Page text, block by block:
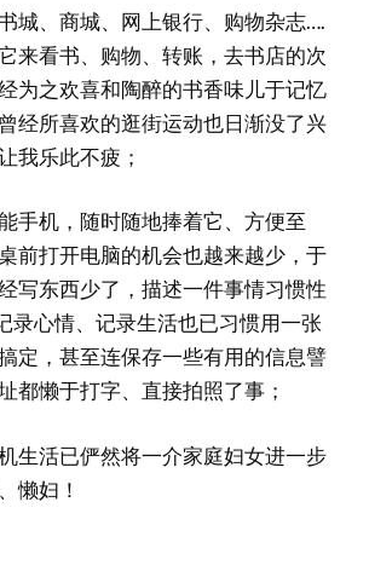
城、商城、网上银行、购物杂志….
来看书、购物、转账，去书店的次
为之欢喜和陶醉的书香味儿于记忆
经所喜欢的逛街运动也日渐没了兴
我乐此不疲；
手机，随时随地捧着它、方便至
前打开电脑的机会也越来越少，于
写东西少了，描述一件事情习惯性
录心情、记录生活也已习惯用一张
定，甚至连保存一些有用的信息譬
都懒于打字、直接拍照了事；
生活已俨然将一介家庭妇女进一步
懒妇！